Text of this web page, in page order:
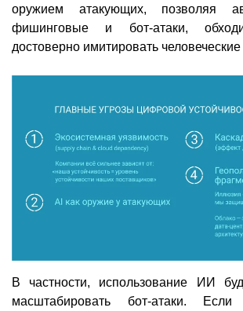
оружием атакующих, позволяя
фишинговые и бот-атаки,
достоверно имитировать
В частности, использование ИИ
масштабировать бот-атаки.